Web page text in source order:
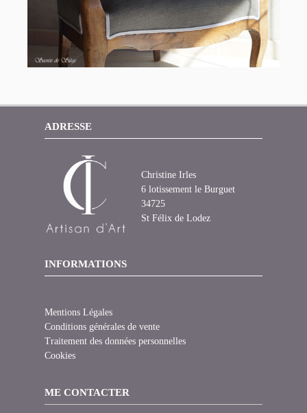
ADRESSE
Christine Irles
6 lotissement le Burguet
34725
St Félix de Lodez
INFORMATIONS
Mentions Légales
Conditions générales de vente
Traitement des données personnelles
Cookies
ME CONTACTER